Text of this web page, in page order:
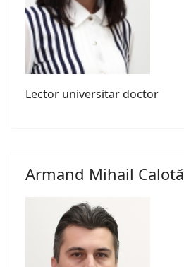
Lector universitar doctor
Armand Mihail Calotă